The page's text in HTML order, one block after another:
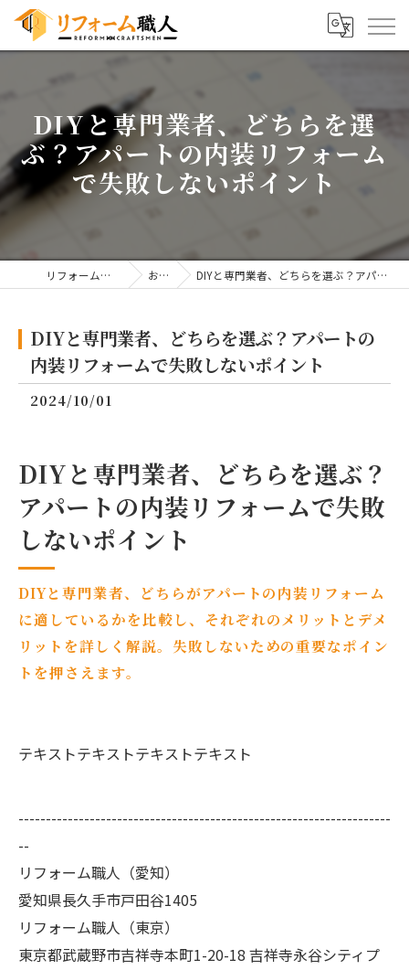
DIYと専門業者、どちらを選
ぶ？アパートの内装リフォーム
で失敗しないポイント
リフォームならリフォーム職人 お知らせ DIYと専門業者、どちらを選ぶ？アパートの内装リフォームで失敗しないポイント
DIYと専門業者、どちらを選ぶ？アパートの
内装リフォームで失敗しないポイント
2024/10/01
DIYと専門業者、どちらを選ぶ？
アパートの内装リフォームで失敗
しないポイント
DIYと専門業者、どちらがアパートの内装リフォーム
に適しているかを比較し、それぞれのメリットとデメ
リットを詳しく解説。失敗しないための重要なポイン
トを押さえます。
テキストテキストテキストテキスト
--------------------------------------------------------------------
--
リフォーム職人（愛知）
愛知県長久手市戸田谷1405
リフォーム職人（東京）
東京都武蔵野市吉祥寺本町1-20-18 吉祥寺永谷シティプ